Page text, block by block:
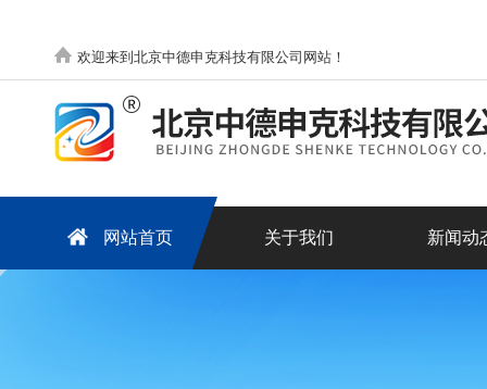
欢迎来到北京中德申克科技有限公司网站！
网站首页 关于我们 新闻动